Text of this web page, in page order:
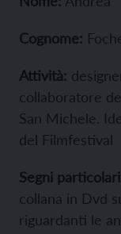
Cognome:
Attività:
collaboratore
San Michele.
del Filmfestival
Segni
collana in Dvd
riguardanti le